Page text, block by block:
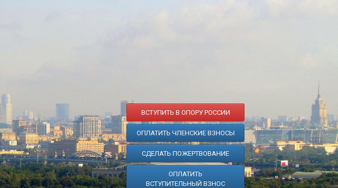
ВСТУПИТЬ В ОПОРУ РОССИИ
ОПЛАТИТЬ ЧЛЕНСКИЕ ВЗНОСЫ
СДЕЛАТЬ ПОЖЕРТВОВАНИЕ
ОПЛАТИТЬ
ВСТУПИТЕЛЬНЫЙ ВЗНОС